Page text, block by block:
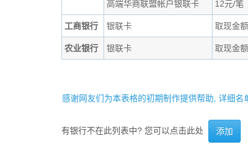
高端华商联盟帐户银联卡 12元/笔
工商银行 银联卡 取现金
农业银行 银联卡 取现金
感谢网友们为本表格的初期制作提供帮助, 详细名
有银行不在此列表中? 您可以点击此处 添加